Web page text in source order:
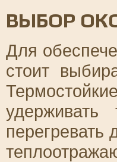
ВЫБОР
Для
стоит
перегревать